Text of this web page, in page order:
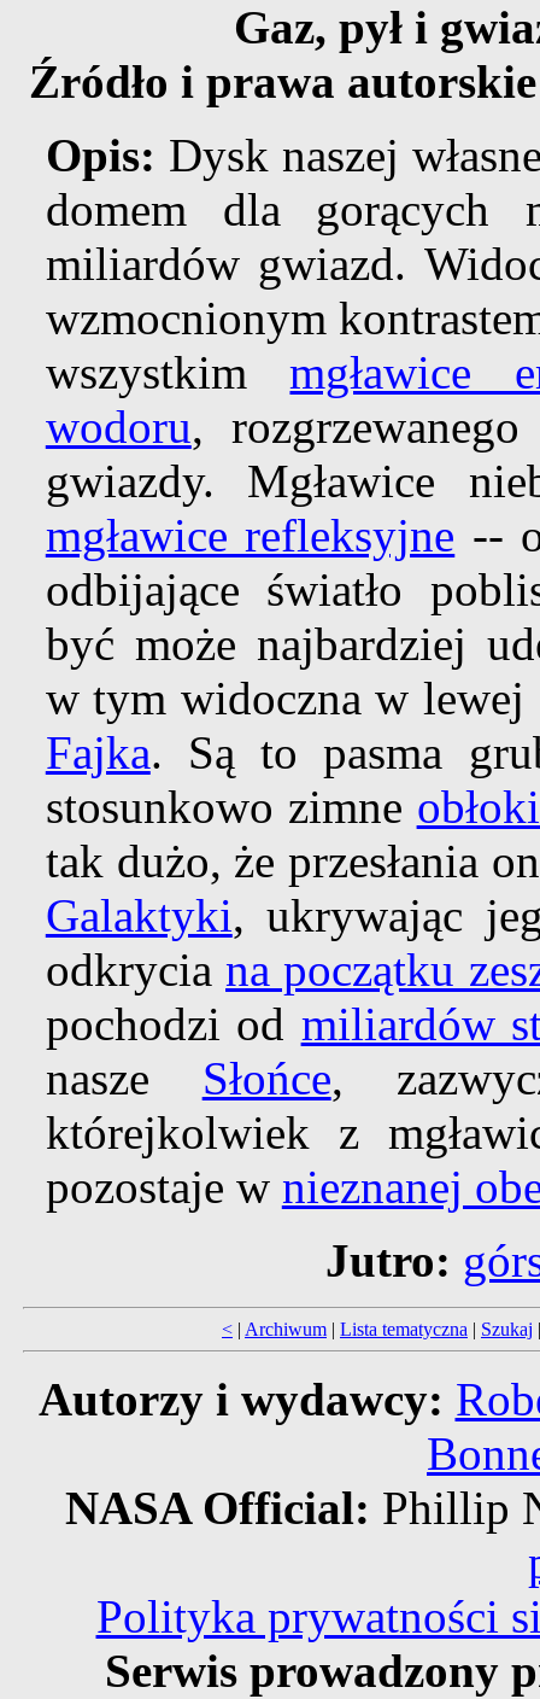
Gaz, pył i
Źródło i prawa
Opis: Dysk naszej
domem dla gorących
miliardów gwiazd.
wzmocnionym
wszystkimmgławice
wodoru,
gwiazdy. Mgławice
mgławice refleksyjne --
odbijające światło
być może najbardziej
w tym widoczna w
Fajka. Są to pasma
stosunkowo zimne
tak dużo, że przesłania
Galaktyki, ukrywając
odkrycia na początku
pochodzi od miliardów
nasze Słońce,
którejkolwiek z
pozostaje w nieznanej
Jutro:
< | Archiwum | Lista tematyczna | Szukaj
Autorzy i wydawcy:
NASA Official: Phillip
Polityka prywatności
Serwis prowadzony